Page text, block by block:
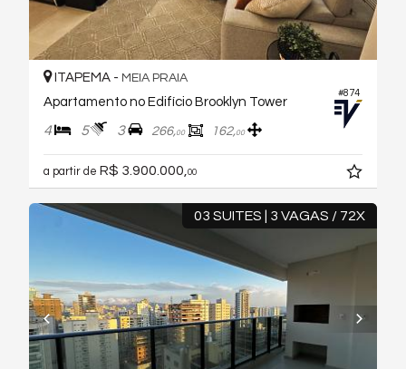
#874
ITAPEMA - MEIA PRAIA
Apartamento no Edifício Brooklyn Tower
4 5 3 266,00 162,00
a partir de R$ 3.900.000, 00
03 SUITES | 3 VAGAS / 72X